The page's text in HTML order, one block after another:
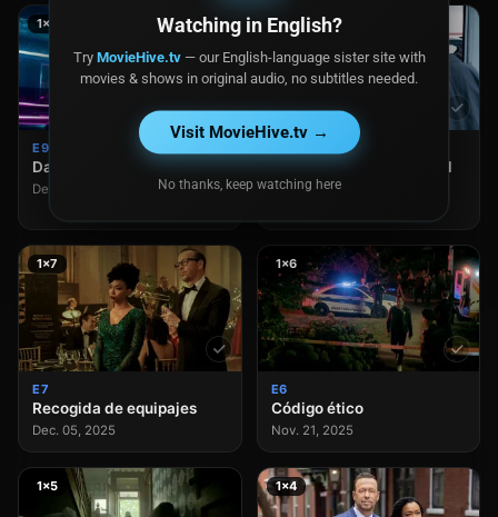
1×9
E9
Daño colateral
Dec. 19, 2025
1×8
En nombre del Padre, del
Hijo...
1×7
E7
Recogida de equipajes
Dec. 05, 2025
1×6
E6
Código ético
Nov. 21, 2025
1×5 1×4
Watching in English?
Try MovieHive.tv— our English-language sister site with
movies & shows in original audio, no subtitles needed.
Visit MovieHive.tv →
No thanks, keep watching here